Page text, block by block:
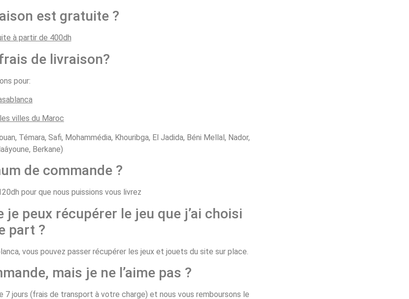
est gratuite ?
à partir de 400dh
de livraison?
pour:
villes du Maroc
Témara, Safi, Mohammédia, Khouribga, El Jadida, Béni Mellal, Nador,
Berkane)
de commande ?
pour que nous puissions vous livrez
peux récupérer le jeu que j’ai choisi
part ?
vous pouvez passer récupérer les jeux et jouets du site sur place.
mais je ne l’aime pas ?
7 jours (frais de transport à votre charge) et nous vous remboursons le